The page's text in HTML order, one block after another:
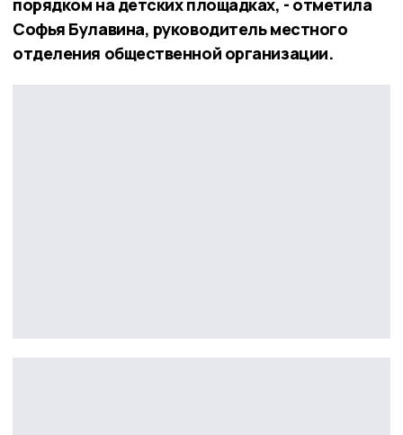
порядком на детских площадках, - отметила
Софья Булавина, руководитель местного
отделения общественной организации.